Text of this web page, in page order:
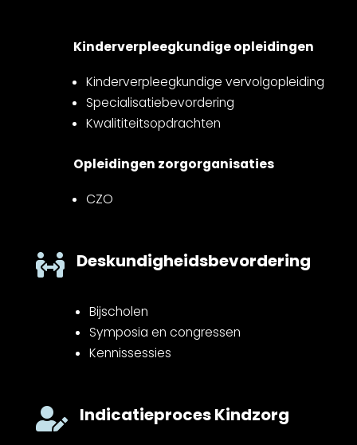
Kinderverpleegkundige opleidingen
Kinderverpleegkundige vervolgopleiding
Specialisatiebevordering
Kwalititeitsopdrachten
Opleidingen zorgorganisaties
CZO
 Deskundigheidsbevordering
Bijscholen
Symposia en congressen
Kennissessies
 Indicatieproces Kindzorg